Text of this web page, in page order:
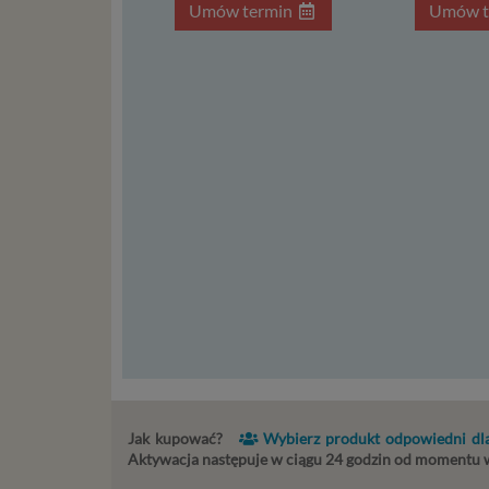
Umów termin Umów
Jak kupować? Wybierz produkt odpowiedni
Aktywacja następuje w ciągu 24 godzin od momentu